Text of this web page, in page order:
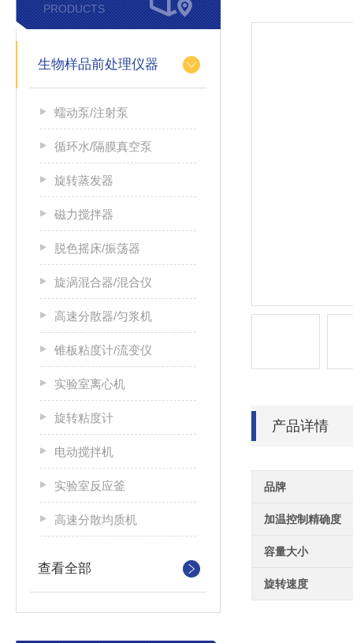
PRODUCTS
生物样品前处理仪器
蠕动泵/注射泵
循环水/隔膜真空泵
旋转蒸发器
磁力搅拌器
脱色摇床/振荡器
旋涡混合器/混合仪
高速分散器/匀浆机
锥板粘度计/流变仪
实验室离心机
旋转粘度计
电动搅拌机
实验室反应釜
高速分散均质机
查看全部
产品详情
品牌
加温控制精确度
容量大小
旋转速度